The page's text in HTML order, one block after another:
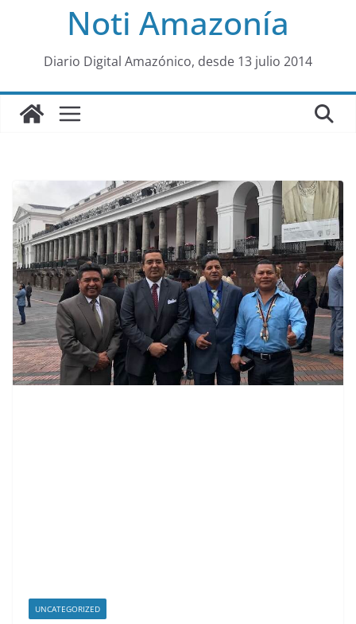
al
Noti Amazonía
Diario Digital Amazónico, desde 13 julio 2014
UNCATEGORIZED